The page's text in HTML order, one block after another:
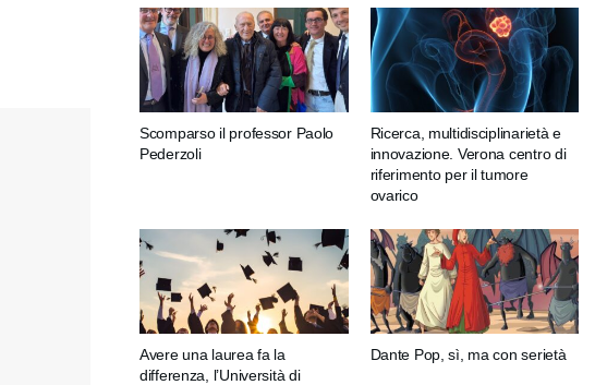
Scomparso il professor Paolo
Pederzoli
Ricerca, multidisciplinarietà e
innovazione. Verona centro di
riferimento per il tumore
ovarico
Avere una laurea fa la
differenza, l’Università di
Dante Pop, sì, ma con serietà